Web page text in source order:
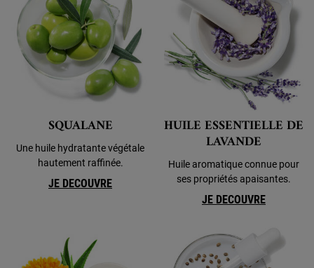
SQUALANE
Une huile hydratante végétale
hautement raffinée.
JE DECOUVRE
HUILE ESSENTIELLE DE
LAVANDE
Huile aromatique connue pour
ses propriétés apaisantes.
JE DECOUVRE